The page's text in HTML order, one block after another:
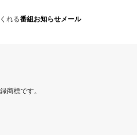
れる番組お知らせメール
商標です。